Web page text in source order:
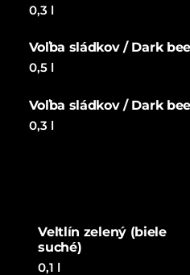
0,3 l
Voľba sládkov / Dark
0,5 l
Voľba sládkov / Dark
0,3 l
Veltlín zelený (biele
suché)
0,1 l